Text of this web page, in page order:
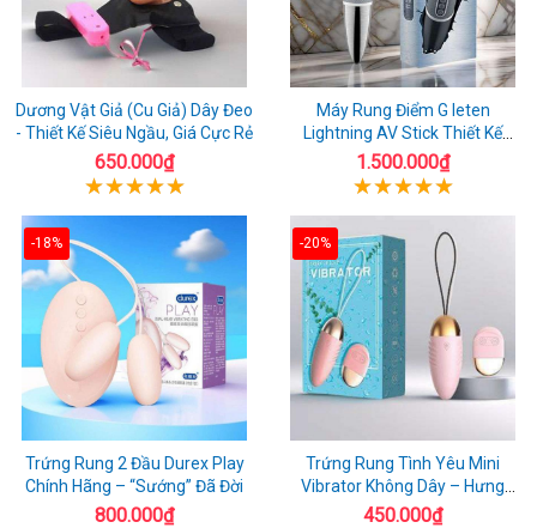
Dương Vật Giả (Cu Giả) Dây Đeo
- Thiết Kế Siêu Ngầu, Giá Cực Rẻ
650.000₫
Máy Rung Điểm G leten
Lightning AV Stick Thiết Kế
Thông Minh
1.500.000₫
-18%
Trứng Rung 2 Đầu Durex Play
Chính Hãng – “Sướng” Đã Đời
800.000₫
-20%
Trứng Rung Tình Yêu Mini
Vibrator Không Dây – Hưng
Phấn Mọi Nơi
450.000₫